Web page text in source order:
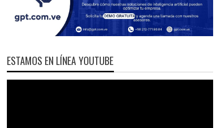
ESTAMOS EN LÍNEA YOUTUBE